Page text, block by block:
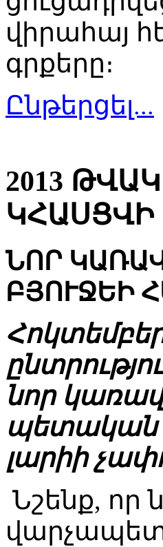
վիրահայ
գրքերը։
Ընթերցել...
2013
ԿՀԱՍՑՎԻ
ՆՈՐ
ԲՅՈՒՋԵԻ
նոր
պետական
լարիի
Նշենք, որ
վարչապետ